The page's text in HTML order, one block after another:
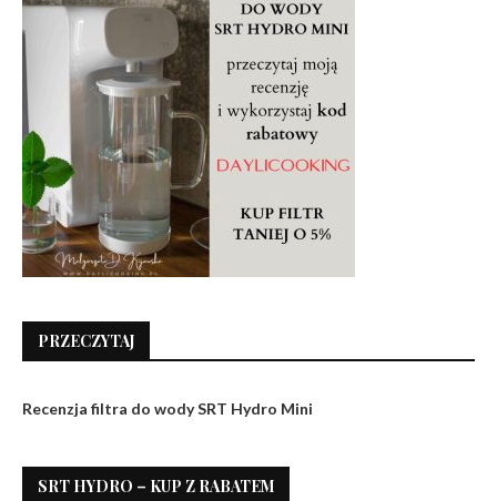
PRZECZYTAJ
Recenzja filtra do wody SRT Hydro Mini
SRT HYDRO – KUP Z RABATEM